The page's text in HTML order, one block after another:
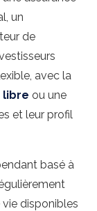
un
de
avec la
libre ou une
et leur profil
basé à
disponibles